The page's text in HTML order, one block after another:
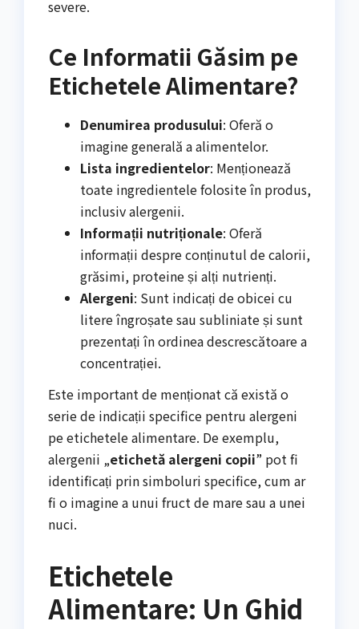
severe.
Ce Informatii Găsim pe
Etichetele Alimentare?
Denumirea produsului: Oferă o
imagine generală a alimentelor.
Lista ingredientelor: Menționează
toate ingredientele folosite în produs,
inclusiv alergenii.
Informații nutriționale: Oferă
informații despre conținutul de calorii,
grăsimi, proteine și alți nutrienți.
Alergeni: Sunt indicați de obicei cu
litere îngroșate sau subliniate și sunt
prezentați în ordinea descrescătoare a
concentrației.
Este important de menționat că există o
serie de indicații specifice pentru alergeni
pe etichetele alimentare. De exemplu,
alergenii „etichetă alergeni copii” pot fi
identificați prin simboluri specifice, cum ar
fi o imagine a unui fruct de mare sau a unei
nuci.
Etichetele
Alimentare: Un Ghid